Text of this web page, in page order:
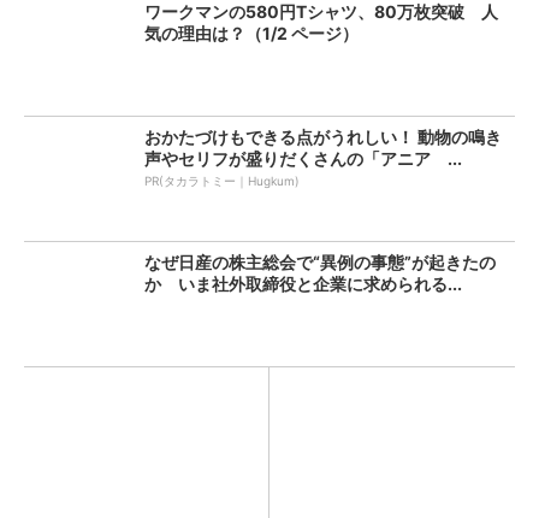
ワークマンの580円Tシャツ、80万枚突破 人
気の理由は？（1/2 ページ）
おかたづけもできる点がうれしい！ 動物の鳴き
声やセリフが盛りだくさんの「アニア ...
PR(タカラトミー｜Hugkum)
なぜ日産の株主総会で“異例の事態”が起きたの
か いま社外取締役と企業に求められる...